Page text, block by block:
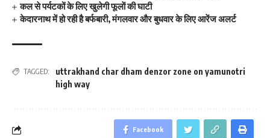
कल से पर्यटकों के लिए खुलेगी फूलाें की घाटी
केदारनाथ में हो रही है बर्फबारी, मंगलवार और बुधवार के लिए आरेंज अलर्ट
TAGGED:
uttrakhand char dham denzor zone on yamunotri
high way
Facebook